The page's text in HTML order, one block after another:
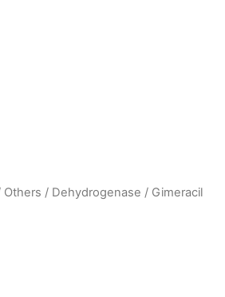
Others / Dehydrogenase / Gimeracil